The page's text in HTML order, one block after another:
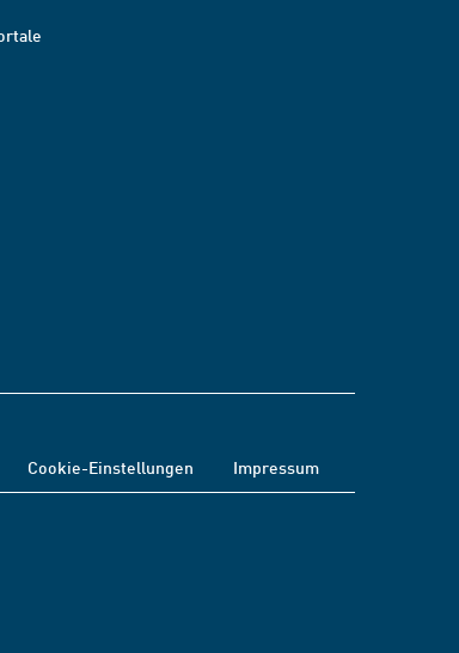
Cookie-Einstellungen Impressum